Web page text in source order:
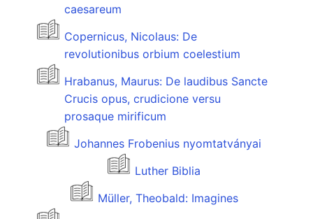
caesareum
Copernicus, Nicolaus: De
revolutionibus orbium coelestium
Hrabanus, Maurus: De laudibus Sancte
Crucis opus, crudicione versu
prosaque mirificum
Johannes Frobenius nyomtatványai
Luther Biblia
Müller, Theobald: Imagines